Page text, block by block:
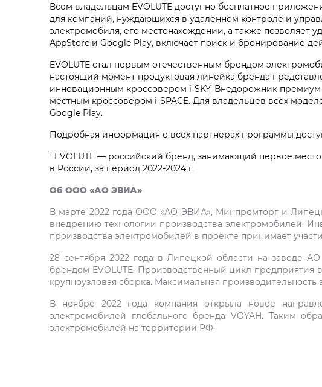
Всем владельцам EVOLUTE доступно бесплатное
для компаний, нуждающихся в удаленном контроле и
электромобиля, его местонахождении, а также позволяет
AppStore и Google Play, включает поиск и бронирование
EVOLUTE стал первым отечественным брендом
настоящий момент продуктовая линейка бренда
инновационным кроссовером i‑SKY, Внедорожник
местным кроссовером i‑SPACE. Для владельцев всех
Google Play.
Подробная информация о всех партнерах программы
1 EVOLUTE — российский бренд, занимающий первое
в России, за период 2022-2024 г.
Об ООО «АО ЭВИА»
В марте 2022 года ООО «АО ЭВИА», Минпромторг и
внедрению технологии производства электромобилей.
производства электромобилей в проекте принимает
28 сентября 2022 года в Липецкой области на заводе
брендом EVOLUTE. Производственный цикл предприятия
крупноузловая сборка. Максимальная
В ноябре 2022 года компания открыла новое
электромобилей глобального бренда VOYAH. Таким
электромобилей на территории РФ.